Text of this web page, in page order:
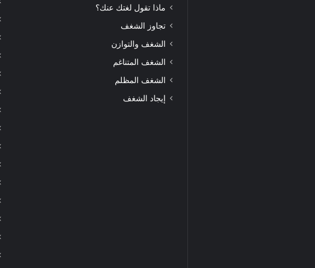
ماذا تقول لغتك عنك؟
تجاوز الشغف
الشغف والتوازن
الشغف المتناغم
الشغف المظلم
إيجاد الشغف